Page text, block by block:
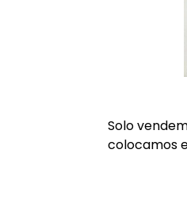
Solo
colocamos